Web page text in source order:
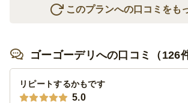
このプランへの口コミをも
ゴーゴーデリへの口コミ（126件
リピートするかもです
5.0